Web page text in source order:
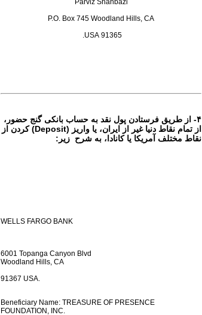
برنامه صوتی شماره ۱۱۷ گنج حضور
Ganj e Hozour audio Program # 118
Parviz Shahbazi
P.O. Box 745 Woodland Hills, CA
91365 USA.
۴- از طریق فرستادن پول نقد به حساب بانکی گنج حضور،
از تمام نقاط دنیا غیر از ایران، یا واریز (Deposit) کردن از
نقاط مختلف آمریکا یا کانادا، به شرح زیر:
WELLS FARGO BANK
6001 Topanga Canyon Blvd
Woodland Hills, CA
91367 USA.
Beneficiary Name: TREASURE OF PRESENCE
FOUNDATION, INC.